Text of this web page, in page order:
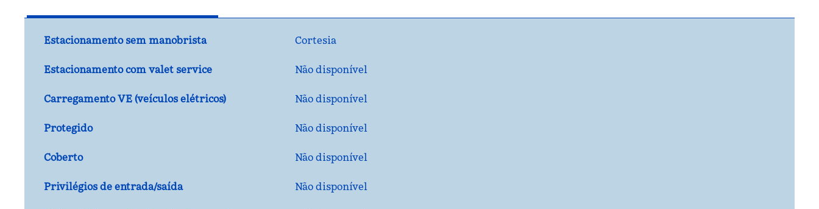
Estacionamento sem manobrista Cortesia
Estacionamento com valet service Não disponível
Carregamento VE (veículos elétricos) Não disponível
Protegido Não disponível
Coberto Não disponível
Privilégios de entrada/saída Não disponível